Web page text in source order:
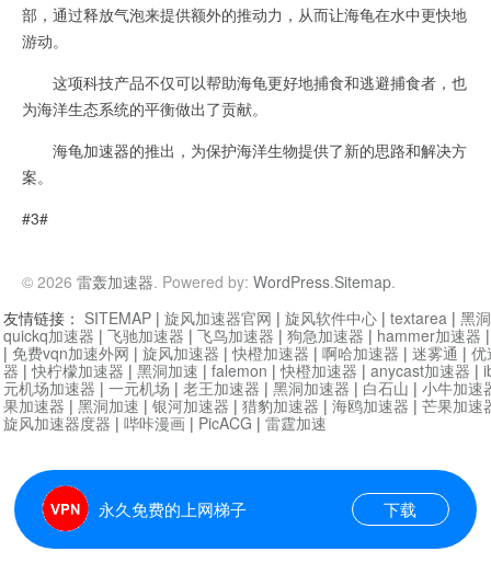
部，通过释放气泡来提供额外的推动力，从而让海龟在水中更快地
游动。
这项科技产品不仅可以帮助海龟更好地捕食和逃避捕食者，也
为海洋生态系统的平衡做出了贡献。
海龟加速器的推出，为保护海洋生物提供了新的思路和解决方
案。
#3#
© 2026 雷轰加速器. Powered by: WordPress.Sitemap.
永久免费的上网梯子 下载
友情链接： SITEMAP | 旋风加速器官网 | 旋风软件中心 | textarea | 黑
quickq加速器 | 飞驰加速器 | 飞鸟加速器 | 狗急加速器 | hammer加速器
| 免费vqn加速外网 | 旋风加速器 |快橙加速器 | 啊哈加速器 | 迷雾通 | 优
器 |快柠檬加速器 | 黑洞加速 | falemon |快橙加速器 | anycast加速器 |
元机场加速器 | 一元机场 | 老王加速器 | 黑洞加速器 | 白石山 | 小牛加速
果加速器 | 黑洞加速 | 银河加速器 | 猎豹加速器 | 海鸥加速器 | 芒果加速
旋风加速器度器 | 哔咔漫画 | PicACG | 雷霆加速